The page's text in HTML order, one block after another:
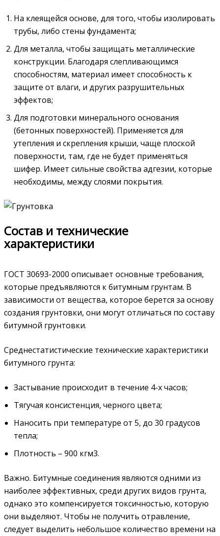
На клеящейся основе, для того, чтобы изолировать
трубы, либо стены фундамента;
Для металла, чтобы защищать металлические
конструкции. Благодаря слепливающимся
способностям, материал имеет способность к
защите от влаги, и других разрушительных
эффектов;
Для подготовки минерального основания
(бетонных поверхностей). Применяется для
утепления и скрепления крыши, чаще плоской
поверхности, там, где не будет применяться
шифер. Имеет сильные свойства адгезии, которые
необходимы, между слоями покрытия.
Состав и технические
характеристики
ГОСТ 30693-2000 описывает основные требования,
которые предъявляются к битумным грунтам. В
зависимости от вещества, которое берется за основу
создания грунтовки, они могут отличаться по составу
битумной грунтовки.
Среднестатистические технические характеристики
битумного грунта:
Застывание происходит в течение 4-х часов;
Тягучая консистенция, черного цвета;
Наносить при температуре от 5, до 30 градусов
тепла;
Плотность – 900 кгм3.
Важно. Битумные соединения являются одними из
наиболее эффективных, среди других видов грунта,
однако это компенсируется токсичностью, которую
они выделяют. Чтобы не получить отравление,
следует выделить небольшое количество времени на